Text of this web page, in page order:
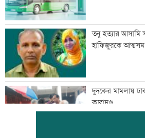
তনু হত্যার আসামি
হাফিজুরকে
দুদকের মামলায়
কারাদণ্ড